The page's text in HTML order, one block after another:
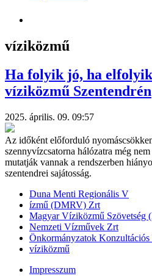
víziközmű
Ha folyik jó, ha
víziközmű Szentendrén
2025. április. 09. 09:57
Az időként előforduló
szennyvízcsatorna hálózatra még
mutatják vannak a rendszerben
szentendrei sajátosság.
Duna Menti Regionális V
ízmű (DMRV) Zrt
Magyar Víziközmű Szövetség
Nemzeti Vízművek Zrt
Önkormányzatok Konzultációs
víziközmű
Impresszum